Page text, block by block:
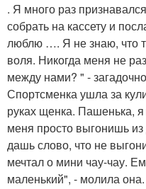
. Я много раз
собрать на кассету и
люблю …. Я не знаю, что
воля. Никогда меня не
между нами? " -
Спортсменка ушла за
руках щенка. Пашенька,
меня просто выгонишь
дашь слово, что не
мечтал о мини чау-чау.
маленький", - молила она.